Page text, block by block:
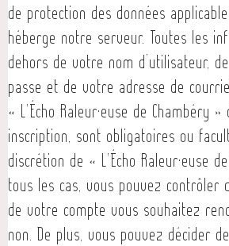
de protection des données
héberge notre serveur. Toutes les
dehors de votre nom d’utilisateur,
passe et de votre adresse de
« L'Écho Raleur·euse de Chambéry
inscription, sont obligatoires ou
discrétion de « L'Écho Raleur·euse
tous les cas, vous pouvez contrôler
de votre compte vous souhaitez
non. De plus, vous pouvez décider